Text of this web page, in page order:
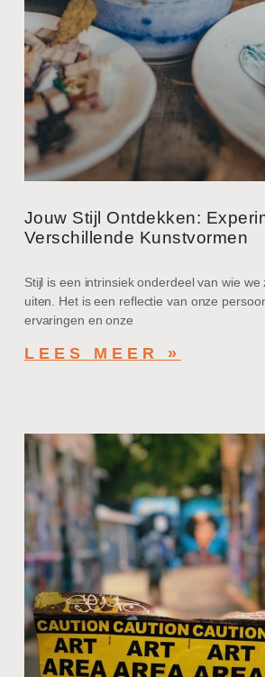
Jouw Stijl Ontdekken:
Verschillende Kunstvormen
Stijl is een intrinsiek onderdeel van wie
uiten. Het is een reflectie van onze
ervaringen en onze
LEES MEER »